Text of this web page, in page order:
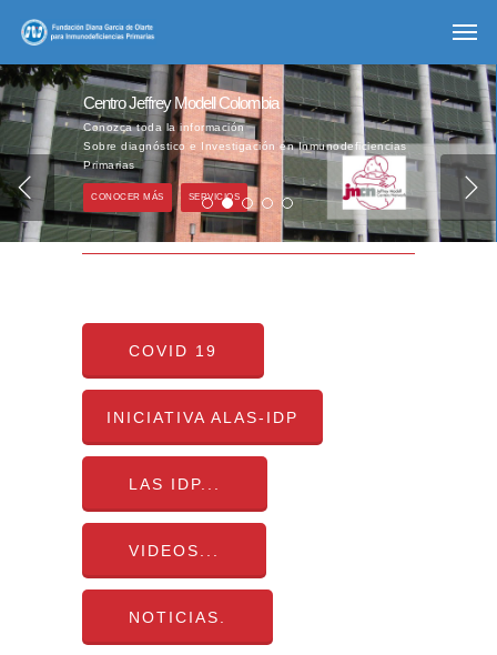
Centro Jeffrey Modell Colombia
Conozca toda la información
Sobre diagnóstico e Investigación en Inmunodeficiencias
Primarias
CONOCER MÁS SERVICIOS
COVID 19
INICIATIVA ALAS-IDP
LAS IDP...
VIDEOS...
NOTICIAS.